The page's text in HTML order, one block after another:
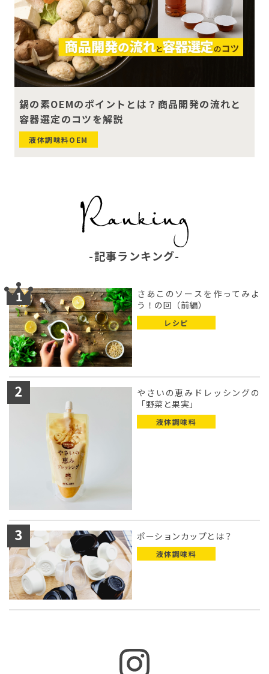
鍋の素OEMのポイントとは？商品開発の流れと
容器選定のコツを解説
液体調味料OEM
記事ランキング
さあこのソースを作ってみよ
う！の回（前編）
レシピ
やさいの恵みドレッシングの
「野菜と果実」
液体調味料
ポーションカップとは？
液体調味料